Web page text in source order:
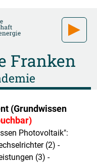
Franken
(Grundwissen
Photovoltaik":
(2) -
(3) -